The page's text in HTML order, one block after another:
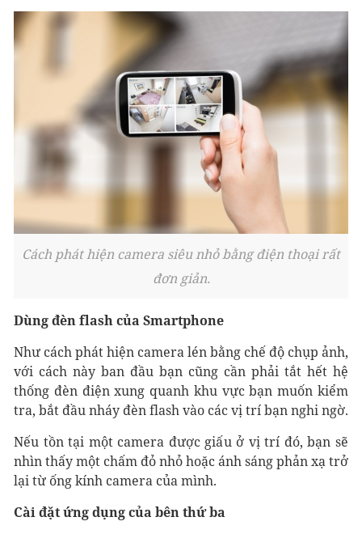
Cách phát hiện camera siêu nhỏ bằng điện thoại rất
đơn giản.
Dùng đèn flash của Smartphone
Như cách phát hiện camera lén bằng chế độ chụp ảnh,
với cách này ban đầu bạn cũng cần phải tắt hết hệ
thống đèn điện xung quanh khu vực bạn muốn kiểm
tra, bắt đầu nháy đèn flash vào các vị trí bạn nghi ngờ.
Nếu tồn tại một camera được giấu ở vị trí đó, bạn sẽ
nhìn thấy một chấm đỏ nhỏ hoặc ánh sáng phản xạ trở
lại từ ống kính camera của mình.
Cài đặt ứng dụng của bên thứ ba